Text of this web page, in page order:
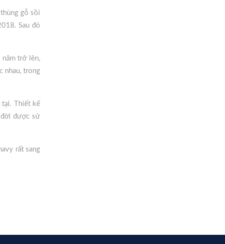
gỗ sồi
Sau đó
trở lên,
nhau, trong
tại. Thiết kế
được sử
rất sang
chút quế